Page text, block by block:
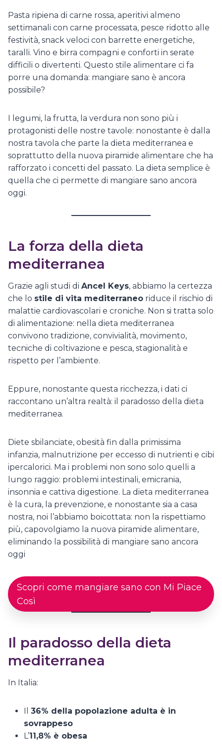
Pasta ripiena di carne rossa, aperitivi almeno
settimanali con carne processata, pesce ridotto alle
festività, snack veloci con barrette energetiche,
taralli. Vino e birra compagni e conforti in serate
difficili o divertenti. Questo stile alimentare ci fa
porre una domanda: mangiare sano è ancora
possibile?
I legumi, la frutta, la verdura non sono più i
protagonisti delle nostre tavole: nonostante è dalla
nostra tavola che parte la dieta mediterranea e
soprattutto della nuova piramide alimentare che ha
rafforzato i concetti del passato. La dieta semplice è
quella che ci permette di mangiare sano ancora
oggi.
La forza della dieta
mediterranea
Grazie agli studi di Ancel Keys, abbiamo la certezza
che lo stile di vita mediterraneo riduce il rischio di
malattie cardiovascolari e croniche. Non si tratta solo
di alimentazione: nella dieta mediterranea
convivono tradizione, convivialità, movimento,
tecniche di coltivazione e pesca, stagionalità e
rispetto per l’ambiente.
Eppure, nonostante questa ricchezza, i dati ci
raccontano un’altra realtà: il paradosso della dieta
mediterranea.
Diete sbilanciate, obesità fin dalla primissima
infanzia, malnutrizione per eccesso di nutrienti e cibi
ipercalorici. Ma i problemi non sono solo quelli a
lungo raggio: problemi intestinali, emicrania,
insonnia e cattiva digestione. La dieta mediterranea
è la cura, la prevenzione, e nonostante sia a casa
nostra, noi l’abbiamo boicottata: non la rispettiamo
più, capovolgiamo la nuova piramide alimentare,
eliminando la possibilità di mangiare sano ancora
oggi
Scopri come mangiare sano con Mi Piace
Così
Il paradosso della dieta
mediterranea
In Italia:
Il 36% della popolazione adulta è in
sovrappeso
L’11,8% è obesa